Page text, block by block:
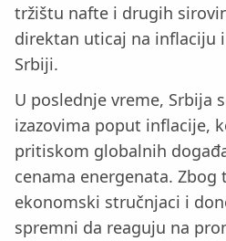
tržištu nafte i drugih
direktan uticaj na inflaciju
Srbiji.
U poslednje vreme, Srbija
izazovima poput inflacije,
pritiskom globalnih
cenama energenata. Zbog
ekonomski stručnjaci i
spremni da reaguju na